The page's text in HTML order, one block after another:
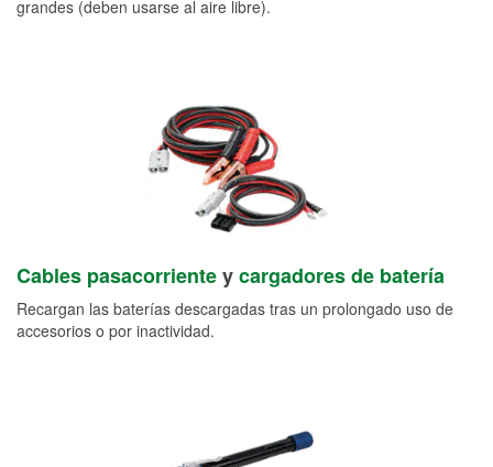
grandes (deben usarse al aire libre).
Cables pasacorrienteycargadores de batería
Recargan las baterías descargadas tras un prolongado uso de
accesorios o por inactividad.